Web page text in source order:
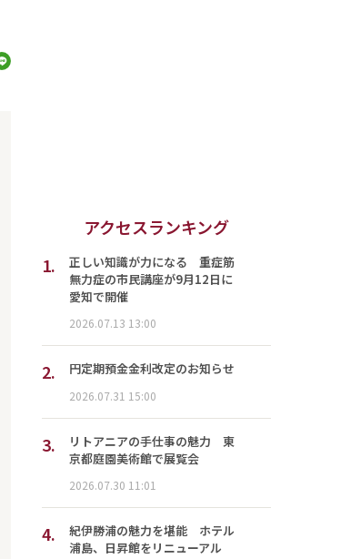
アクセスランキング
1.
正しい知識が力になる 重症筋
無力症の市民講座が9月12日に
愛知で開催
2026.07.13 13:00
2. 円定期預金金利改定のお知らせ
2026.07.31 15:00
3.
リトアニアの手仕事の魅力 東
京都庭園美術館で展覧会
2026.07.30 11:01
4.
紀伊勝浦の魅力を堪能 ホテル
浦島、日昇館をリニューアル